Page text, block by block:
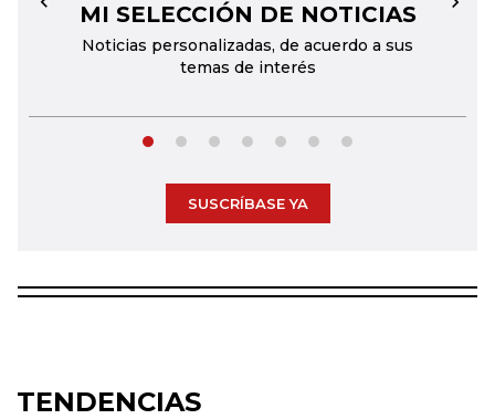
MI SELECCIÓN DE NOTICIAS
Noticias personalizadas, de acuerdo a sus
temas de interés
← →
SUSCRÍBASE YA
TENDENCIAS